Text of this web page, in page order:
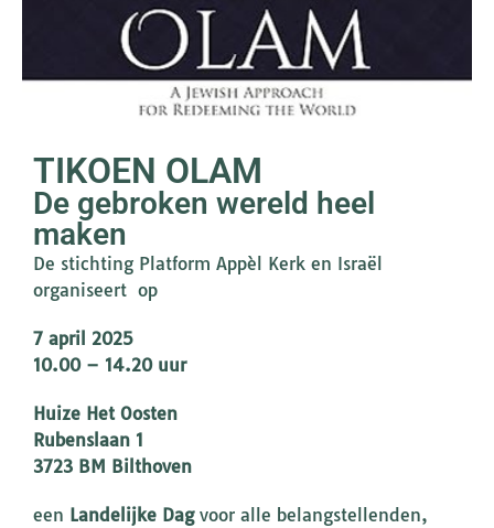
TIKOEN OLAM
De gebroken wereld heel
maken
De stichting Platform Appèl Kerk en Israël
organiseert op
7 april 2025
10.00 – 14.20 uur
Huize Het Oosten
Rubenslaan 1
3723 BM Bilthoven
een Landelijke Dagvoor alle belangstellenden,